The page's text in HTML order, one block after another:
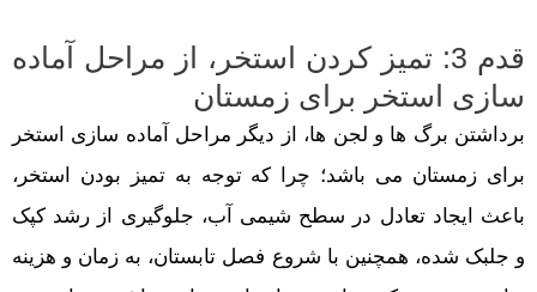
قدم 3: تمیز کردن استخر، از مراحل آماده
سازی استخر برای زمستان
برداشتن برگ ها و لجن ها، از دیگر مراحل آماده سازی استخر
برای زمستان می باشد؛ چرا که توجه به تمیز بودن استخر،
باعث ایجاد تعادل در سطح شیمی آب، جلوگیری از رشد کپک
و جلبک شده، همچنین با شروع فصل تابستان، به زمان و هزینه